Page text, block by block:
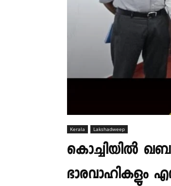
Kerala Lakshadweep
കൊച്ചിയിൽ
ഭാരവാഹികളും